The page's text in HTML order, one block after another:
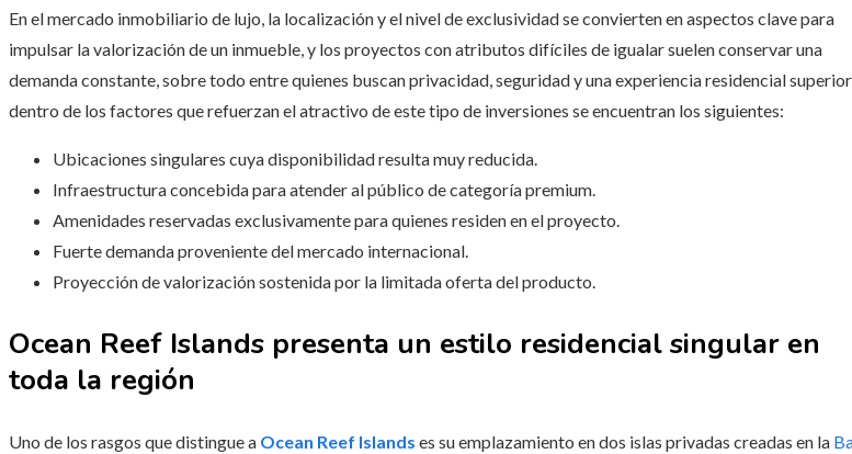
En el mercado inmobiliario de lujo, la localización y el nivel de exclusividad se convierten en aspectos clave para
impulsar la valorización de un inmueble, y los proyectos con atributos difíciles de igualar suelen conservar una
demanda constante, sobre todo entre quienes buscan privacidad, seguridad y una experiencia residencial
dentro de los factores que refuerzan el atractivo de este tipo de inversiones se encuentran los siguientes:
Ubicaciones singulares cuya disponibilidad resulta muy reducida.
Infraestructura concebida para atender al público de categoría premium.
Amenidades reservadas exclusivamente para quienes residen en el proyecto.
Fuerte demanda proveniente del mercado internacional.
Proyección de valorización sostenida por la limitada oferta del producto.
Ocean Reef Islands presenta un estilo residencial singular en
toda la región
Uno de los rasgos que distingue a Ocean Reef Islands es su emplazamiento en dos islas privadas creadas en la